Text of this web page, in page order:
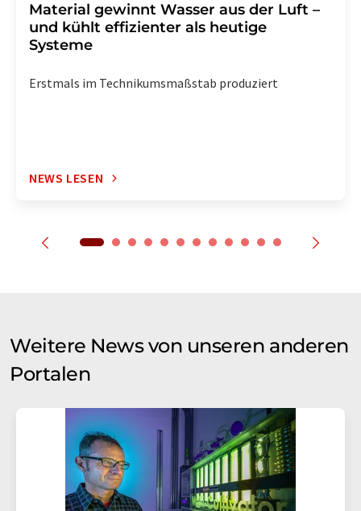
Material gewinnt Wasser aus der Luft –
und kühlt effizienter als heutige
Systeme
Erstmals im Technikumsmaßstab produziert
NEWS LESEN
Weitere News von unseren anderen
Portalen